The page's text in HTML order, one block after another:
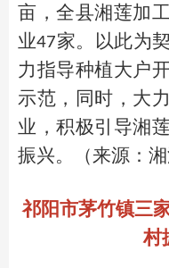
亩，全县湘莲加
业47家。以此为
力指导种植大户
示范，同时，大
业，积极引导湘
振兴。（来源：湘
祁阳市茅竹镇三
村